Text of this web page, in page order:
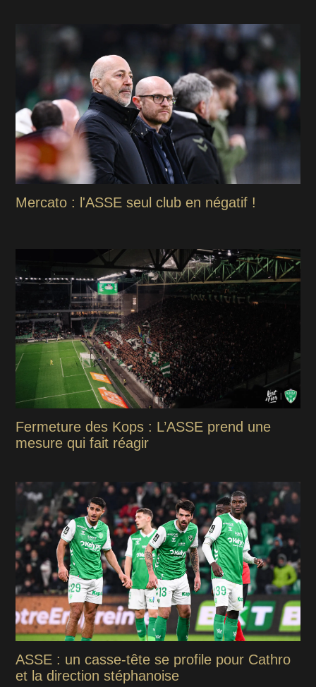
Mercato : l'ASSE seul club en négatif !
Fermeture des Kops : L’ASSE prend une
mesure qui fait réagir
ASSE : un casse-tête se profile pour Cathro
et la direction stéphanoise